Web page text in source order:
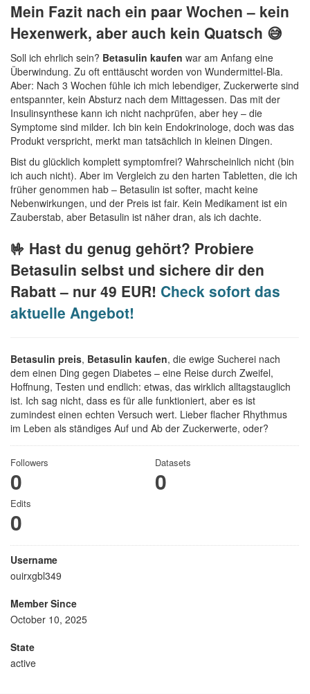
Mein Fazit nach ein paar Wochen – kein
Hexenwerk, aber auch kein Quatsch 😅
Soll ich ehrlich sein? Betasulin kaufen war am Anfang eine
Überwindung. Zu oft enttäuscht worden von Wundermittel-Bla.
Aber: Nach 3 Wochen fühle ich mich lebendiger, Zuckerwerte sind
entspannter, kein Absturz nach dem Mittagessen. Das mit der
Insulinsynthese kann ich nicht nachprüfen, aber hey – die
Symptome sind milder. Ich bin kein Endokrinologe, doch was das
Produkt verspricht, merkt man tatsächlich in kleinen Dingen.
Bist du glücklich komplett symptomfrei? Wahrscheinlich nicht (bin
ich auch nicht). Aber im Vergleich zu den harten Tabletten, die ich
früher genommen hab – Betasulin ist softer, macht keine
Nebenwirkungen, und der Preis ist fair. Kein Medikament ist ein
Zauberstab, aber Betasulin ist näher dran, als ich dachte.
🤟 Hast du genug gehört? Probiere
Betasulin selbst und sichere dir den
Rabatt – nur 49 EUR! Check sofort das
aktuelle Angebot!
Betasulin preis, Betasulin kaufen, die ewige Sucherei nach
dem einen Ding gegen Diabetes – eine Reise durch Zweifel,
Hoffnung, Testen und endlich: etwas, das wirklich alltagstauglich
ist. Ich sag nicht, dass es für alle funktioniert, aber es ist
zumindest einen echten Versuch wert. Lieber flacher Rhythmus
im Leben als ständiges Auf und Ab der Zuckerwerte, oder?
Followers
0
Datasets
0
Edits
0
Username
ouirxgbl349
Member Since
October 10, 2025
State
active